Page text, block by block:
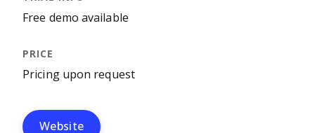
Free demo available
Pricing upon request
Website